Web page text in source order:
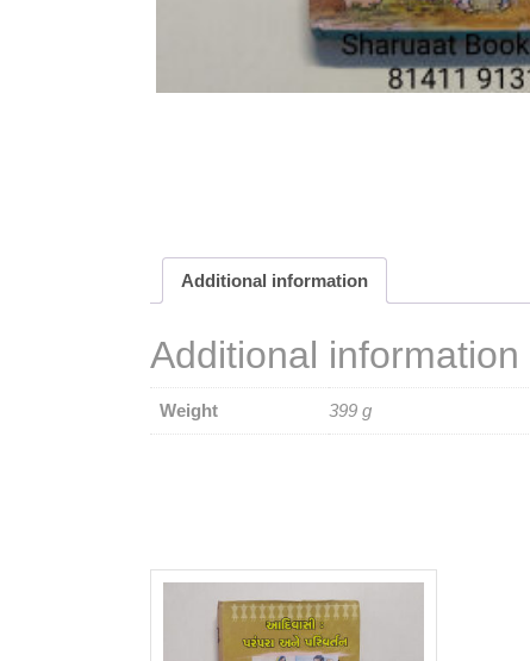
Additional information
Additional information
Weight 399 g